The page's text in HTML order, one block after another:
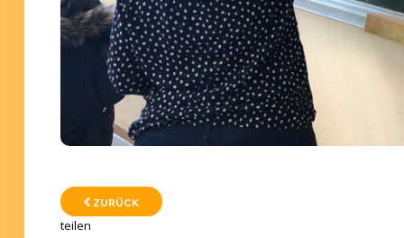
ZURÜCK
teilen